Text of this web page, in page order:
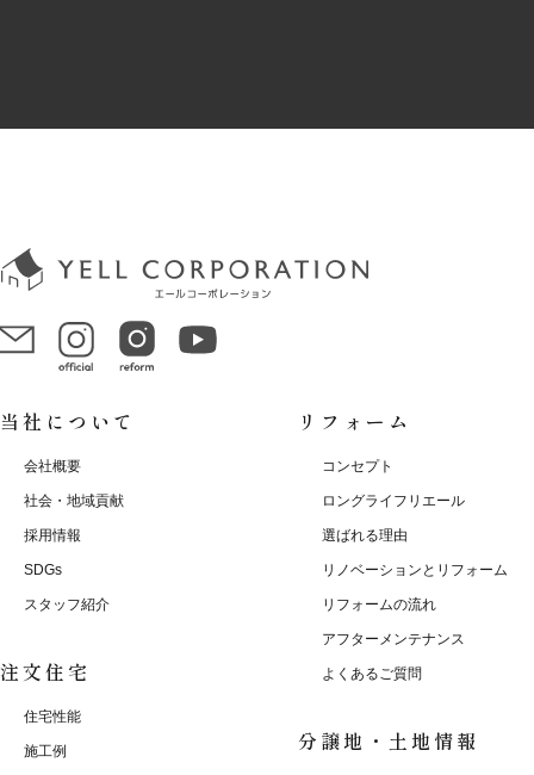
当社について
会社概要
社会・地域貢献
採用情報
SDGs
スタッフ紹介
注文住宅
住宅性能
施工例
リフォーム
コンセプト
ロングライフリエール
選ばれる理由
リノベーションとリフォーム
リフォームの流れ
アフターメンテナンス
よくあるご質問
分譲地・土地情報